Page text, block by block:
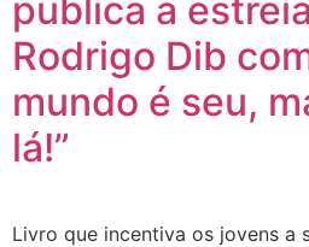
publica a
Rodrigo Dib
mundo é seu,
lá!”
Livro que incentiva os jovens a